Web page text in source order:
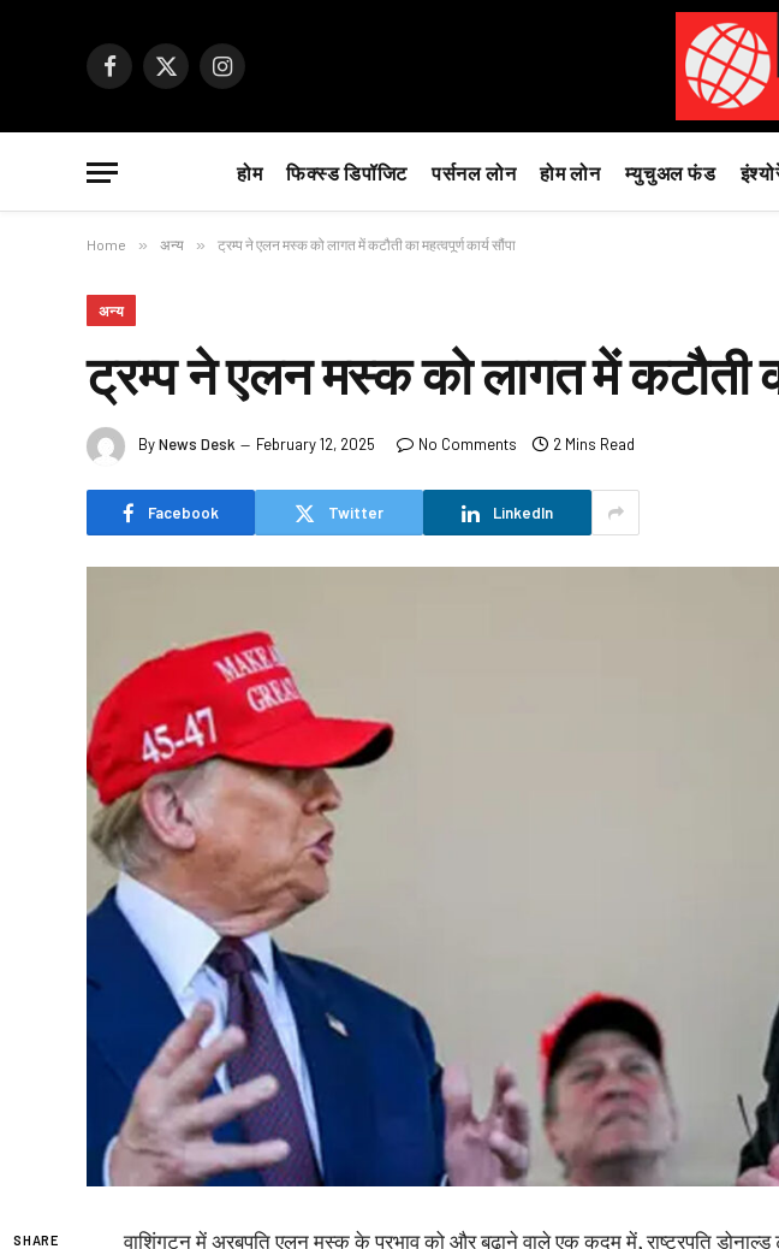
Facebook
X
Instagram
होम फिक्स्ड डिपॉजिट पर्सनल लोन होम लोन म्युचुअल फंड
Home » अन्य » ट्रम्प ने एलन मस्क को लागत में कटौती का महत्वपूर्ण कार्य सौंपा
अन्य
ट्रम्प ने एलन मस्क को लागत में कटौती
ByNews Desk February 12, 2025 No Comments 2 Mins Read
Facebook Twitter LinkedIn
SHARE
वाशिंगटन में अरबपति एलन मस्क के प्रभाव को और बढ़ाने वाले एक कदम में, राष्ट्रपति